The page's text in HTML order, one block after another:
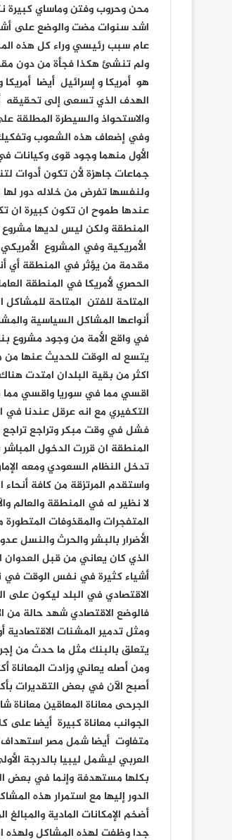
محن وحروب وفتن وماساي كبيرة
اشد سنوات مضت والوضع على
عام سبب رئيسي وراء كل هذه
ولم تنشئ هكذا فجأة من دون
هو أمريكا و إسرائيل أيضا
الهدف الذي تسعى إلى تحقيقه
والاستحواذ والسيطرة المطلقة
وفي إضعاف هذه الشعوب وتفكيك
الأول منهما وجود قوى
جماعات جاهزة لأن تكون أدوات
ولنفسها تفرض من خلاله دور
عندها طموح ان تكون كبيرة ان
المنطقة ولكن ليس لديها
الأمريكية وفي المشروع
مقدمة من يؤثر في المنطقة أي
الحصري لأمريكا في المنطقة
المتاحة للفتن المتاحة للمشاكل
أنواعها المشاكل السياسية
في واقع الأمة من وجود مشروع
يتسع له الوقت للحديث عنها من
اكثر من بقية البلدان امتدت
اقسي مما في سوريا واقسي مما
التكفيري مع انه عرقل عندنا
فشل في وقت مبكر وتراجع تراجع
المنطقة ان قررت الدخول المباشر
تدخل النظام السعودي ومعه
واستقدم المرتزقة من كافة
لا نظير له في المنطقة والعالم
المتفجرات والمقذوفات
الأضرار بالبشر والحرث
الذي كان يعاني من قبل
أشياء كثيرة في نفس الوقت في
الاقتصادي في البلد ليكون
فالوضع الاقتصادي شهد حالة من
ومثل تدمير المشنات الاقتصادية
يتعلق بالبنك مثل ما حدث من
ومن أصله يعاني وزادت المعاناة
أصبح الآن في بعض التقديرات
الجرحى معاناة المعاقين
الجوانب معاناة كبيرة أيضا على
متفاوت أيضا شمل مصر
العربي ليشمل ليبيا بالدرجة
بكلها مستهدفة وإنما في بعض
الدور إليها مع استمرار هذه
أضخم الإمكانات المادية
جدا وظفت لهذه المشاكل ولهذه